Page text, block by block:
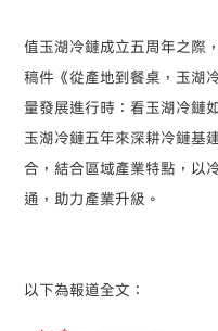
值玉湖冷鏈成立五周年之際
稿件《從產地到餐桌，玉湖
量發展進行時：看玉湖冷鏈
玉湖冷鏈五年來深耕冷鏈基
合，結合區域產業特點，以
通，助力產業升級。
以下為報道全文：